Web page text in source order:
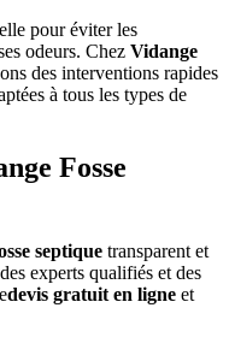
pour éviter les
odeurs. Chez Vidange
des interventions rapides
à tous les types de
Fosse
septique transparent et
experts qualifiés et des
devis gratuit en ligne et